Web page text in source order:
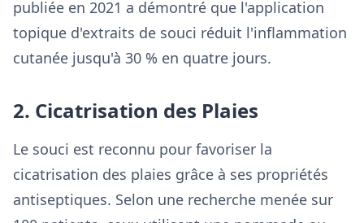
publiée en 2021 a démontré que l'application
topique d'extraits de souci réduit l'inflammation
cutanée jusqu'à 30 % en quatre jours.
2. Cicatrisation des Plaies
Le souci est reconnu pour favoriser la
cicatrisation des plaies grâce à ses propriétés
antiseptiques. Selon une recherche menée sur